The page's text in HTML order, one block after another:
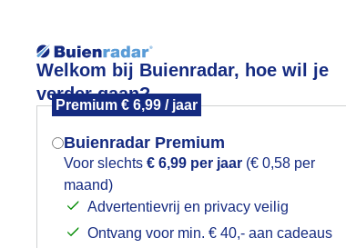
Welkom bij Buienradar, hoe wil je
verder gaan?
Premium € 6,99 / jaar
Buienradar Premium
Voor slechts € 6,99 per jaar (€ 0,58 per
maand)
Advertentievrij en privacy veilig
Ontvang voor min. € 40,- aan cadeaus
Foto en video Weerzine
Mogen we je locatie gebruiken voor
het weer?